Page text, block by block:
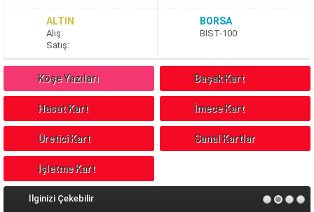
ALTIN
Alış:
Satış:
BORSA
BİST-100
Köşe Yazıları Başak Kart
Hasat Kart İmece Kart
Üretici Kart Sanal Kartlar
İşletme Kart
İlginizi Çekebilir